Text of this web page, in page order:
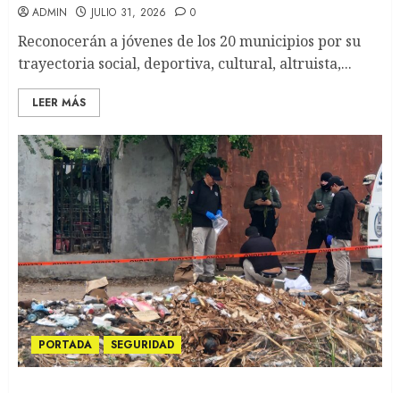
ADMIN JULIO 31, 2026 0
Reconocerán a jóvenes de los 20 municipios por su
trayectoria social, deportiva, cultural, altruista,...
LEER MÁS
PORTADA SEGURIDAD